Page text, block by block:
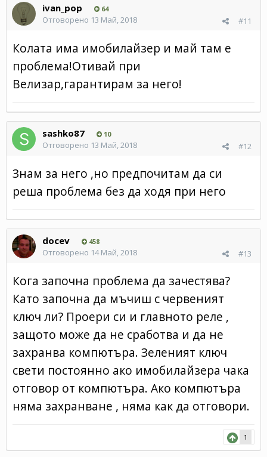
ivan_pop 64
#11
Отговорено 13 Май, 2018
Колата има имобилайзер и май там е
проблема!Отивай при
Велизар,гарантирам за него!
sashko87 10
#12
Отговорено 13 Май, 2018
Знам за него ,но предпочитам да си
реша проблема без да ходя при него
docev 458
#13
Отговорено 14 Май, 2018
Кога започна проблема да зачестява?
Като започна да мъчиш с червеният
ключ ли? Проери си и главното реле ,
защото може да не сработва и да не
захранва компютъра. Зеленият ключ
свети постоянно ако имобилайзера чака
отговор от компютъра. Ако компютъра
няма захранване , няма как да отговори.
1